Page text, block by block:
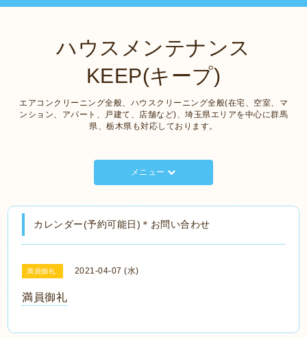
ハウスメンテナンス
KEEP(キープ)
エアコンクリーニング全般、ハウスクリーニング全般(在宅、空室、マ
ンション、アパート、戸建て、店舗など)、埼玉県エリアを中心に群馬
県、栃木県も対応しております。
メニュー
カレンダー(予約可能日)＊お問い合わせ
満員御礼 2021-04-07 (水)
満員御礼